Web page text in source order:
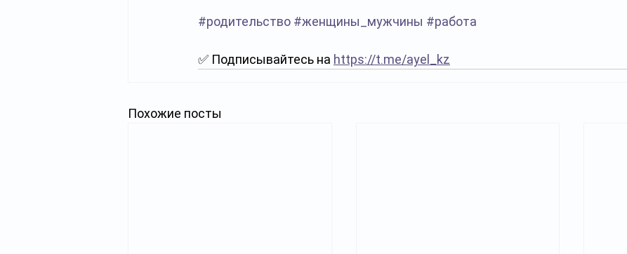
#родительство #женщины_мужчины #работа
✅ Подписывайтесь на https://t.me/ayel_kz
Похожие посты